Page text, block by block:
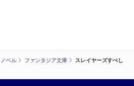
ベル ファンタジア文庫
スレイヤーズすぺし